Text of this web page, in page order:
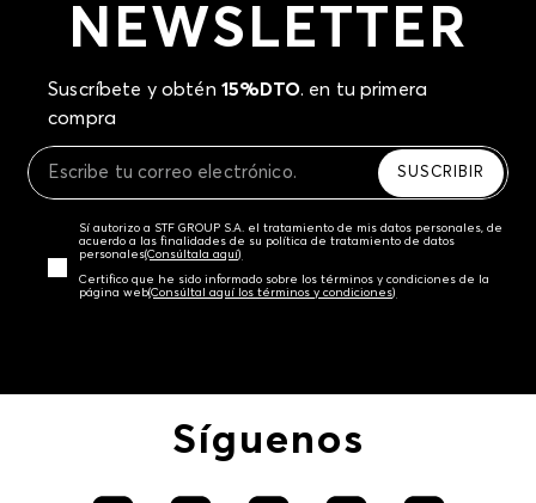
NEWSLETTER
Suscríbete y obtén 15%DTO. en tu primera
compra
SUSCRIBIR
Sí autorizo a STF GROUP S.A. el tratamiento de mis datos personales, de
acuerdo a las finalidades de su política de tratamiento de datos
personales‎(Consúltala aquí)
Certifico que he sido informado sobre los términos y condiciones de la
página web‎(Consúltal aquí los términos y condiciones)
Síguenos